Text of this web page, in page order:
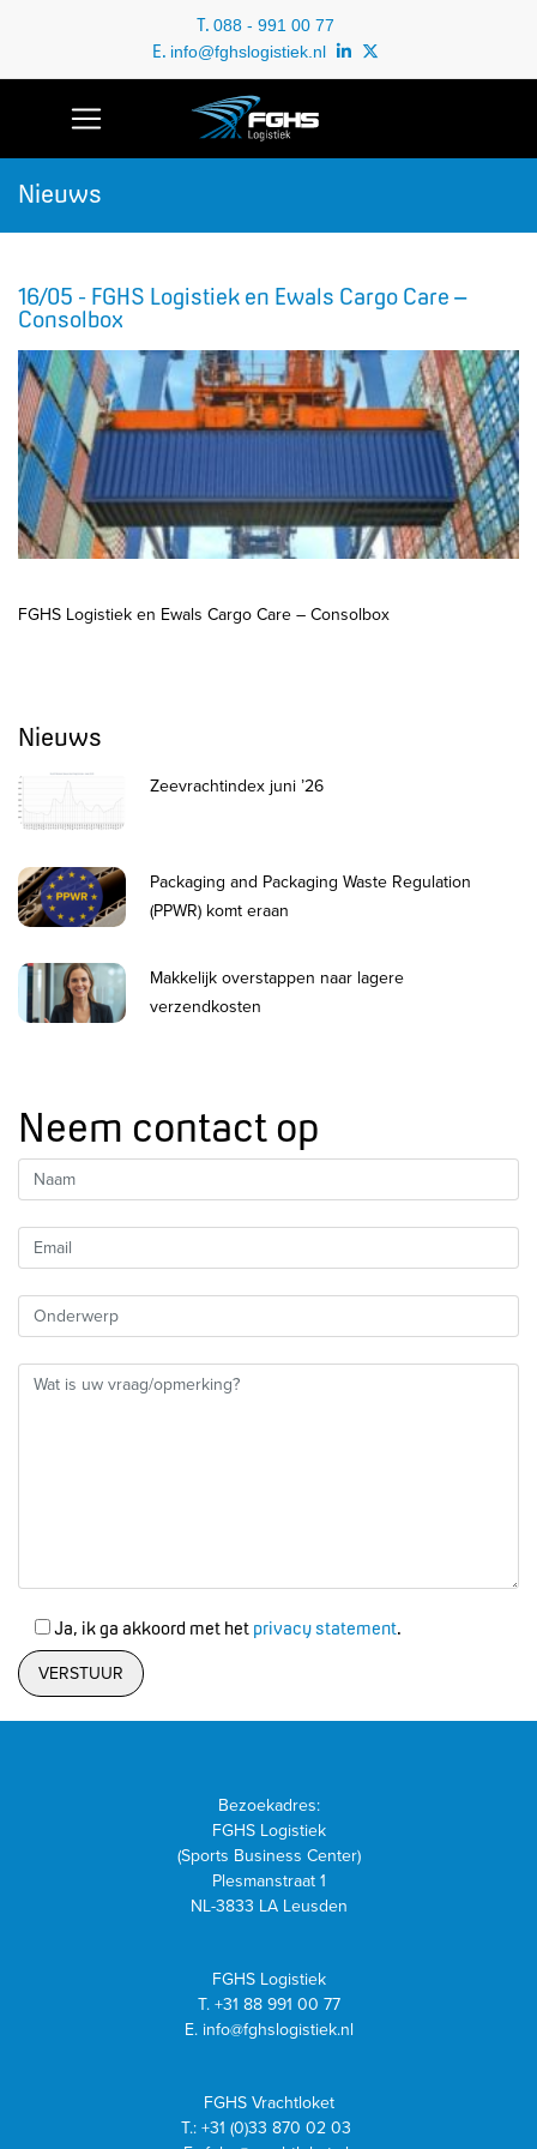
T. 088 - 991 00 77
E. info@fghslogistiek.nl
Nieuws
16/05 - FGHS Logistiek en Ewals Cargo Care –
Consolbox
FGHS Logistiek en Ewals Cargo Care – Consolbox
Nieuws
Zeevrachtindex juni ’26
Packaging and Packaging Waste Regulation
(PPWR) komt eraan
Makkelijk overstappen naar lagere
verzendkosten
Neem contact op
Ja, ik ga akkoord met het privacy statement.
Bezoekadres:
FGHS Logistiek
(Sports Business Center)
Plesmanstraat 1
NL-3833 LA Leusden
FGHS Logistiek
T. +31 88 991 00 77
E. info@fghslogistiek.nl
FGHS Vrachtloket
T.: +31 (0)33 870 02 03